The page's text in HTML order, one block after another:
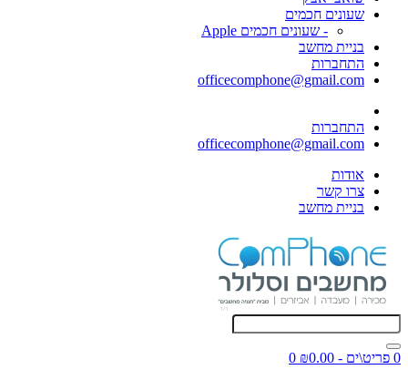
שעונים חכמים
- שעונים חכמים Apple
בניית מחשב
התחברות
officecomphone@gmail.com
התחברות
officecomphone@gmail.com
אודות
צרו קשר
בניית מחשב
0 פריט\ים - ₪0.00
0